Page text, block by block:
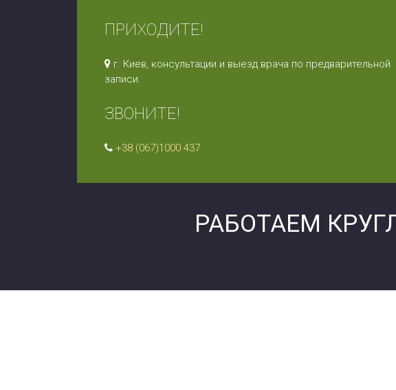
ПРИХОДИТЕ!
г. Киев, консультации и выезд врача по предварительной
записи.
ЗВОНИТЕ!
+38 (067)1000 437
РАБОТАЕМ